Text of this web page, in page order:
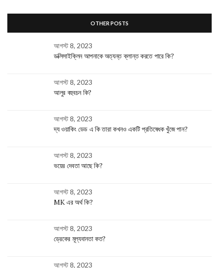
OTHER POSTS
আগস্ট 8, 2023
ডক্সিসাইক্লিন আপনাকে অত্যন্ত ক্লান্ত করতে পারে কি?
আগস্ট 8, 2023
আলুর বহুবচন কি?
আগস্ট 8, 2023
দ্য ওয়াকিং ডেড এ কি তারা কখনও একটি প্রতিষেধক খুঁজে পান?
আগস্ট 8, 2023
ভয়ের দেবতা আছে কি?
আগস্ট 8, 2023
MK এর অর্থ কি?
আগস্ট 8, 2023
ড্রেকের মূল্যবানতা কত?
আগস্ট 8, 2023